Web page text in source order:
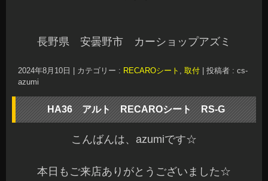
長野県 安曇野市 カーショップアズミ
2024年8月10日 カテゴリー : RECAROシート , 取付
投稿者 : cs-
azumi
HA36 アルト RECAROシート RS-G
こんばんは、azumiです☆
本日もご来店ありがとうございました☆